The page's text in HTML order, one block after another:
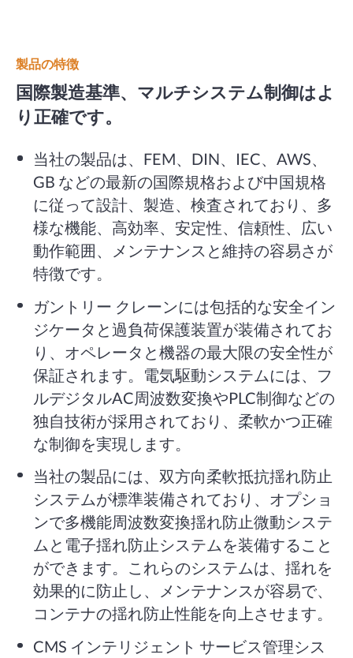
製品の特徴
国際製造基準、マルチシステム制御はよ
り正確です。
当社の製品は、FEM、DIN、IEC、AWS、
GB などの最新の国際規格および中国規格
に従って設計、製造、検査されており、多
様な機能、高効率、安定性、信頼性、広い
動作範囲、メンテナンスと維持の容易さが
特徴です。
ガントリー クレーンには包括的な安全イン
ジケータと過負荷保護装置が装備されてお
り、オペレータと機器の最大限の安全性が
保証されます。電気駆動システムには、フ
ルデジタルAC周波数変換やPLC制御などの
独自技術が採用されており、柔軟かつ正確
な制御を実現します。
当社の製品には、双方向柔軟抵抗揺れ防止
システムが標準装備されており、オプショ
ンで多機能周波数変換揺れ防止微動システ
ムと電子揺れ防止システムを装備すること
ができます。これらのシステムは、揺れを
効果的に防止し、メンテナンスが容易で、
コンテナの揺れ防止性能を向上させます。
CMS インテリジェント サービス管理シス